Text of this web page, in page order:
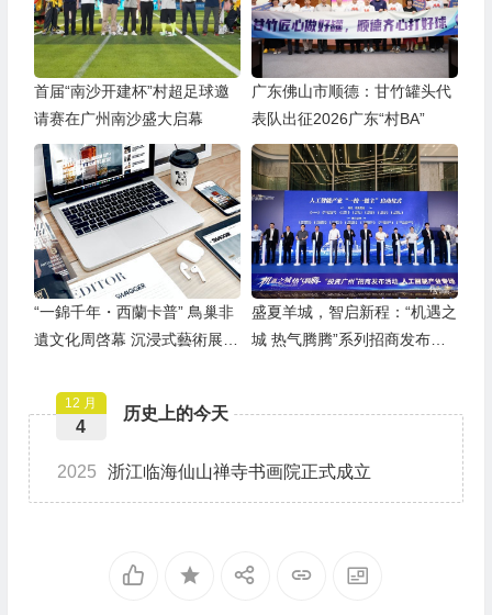
首届“南沙开建杯”村超足球邀
请赛在广州南沙盛大启幕
广东佛山市顺德：甘竹罐头代
表队出征2026广东“村BA”
“一錦千年・西蘭卡普” 鳥巢非
遺文化周啓幕 沉浸式藝術展煥
盛夏羊城，智启新程：“机遇之
城 热气腾腾”系列招商发布活
历史上的今天
12 月
4
2025 浙江临海仙山禅寺书画院正式成立